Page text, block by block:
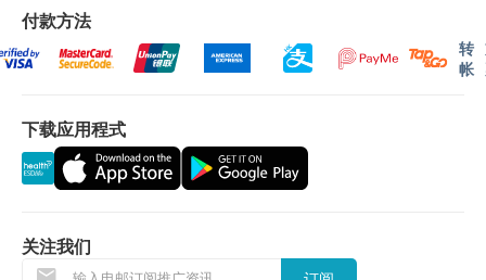
(1) 亲身领取：亲身前往童珀医疗
(2) 电话讲解报告(电子报告)
(3) 电话讲解报告(自取报告)
*取报告前请联络童珀医疗
邮寄报告
b.国内或澳门收取$50邮费；
c.海外收取$100邮费
付款方法
转
帐
下载应用程式
关注我们